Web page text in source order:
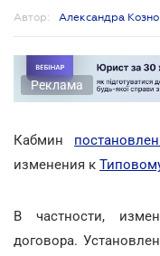
Автор: Александра
Реклама
Кабмин
изменения к
В частности,
договора.